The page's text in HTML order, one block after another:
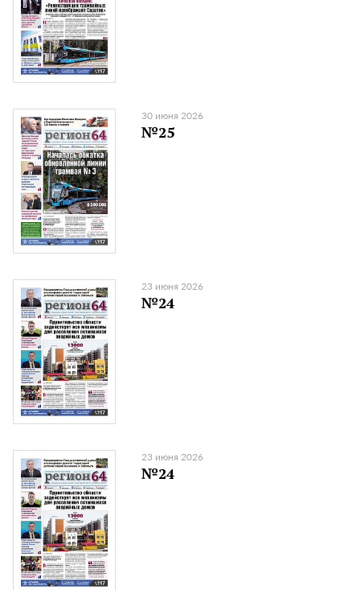
30 июня 2026
№25
23 июня 2026
№24
23 июня 2026
№24